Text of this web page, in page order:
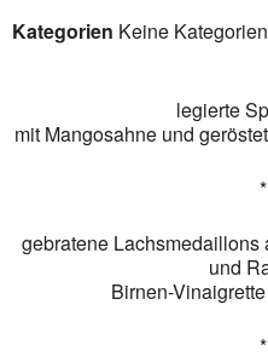
Kategorien Keine Kategorien
legierte
mit Mangosahne und
gebratene Lachsmedaillons
und
Birnen-